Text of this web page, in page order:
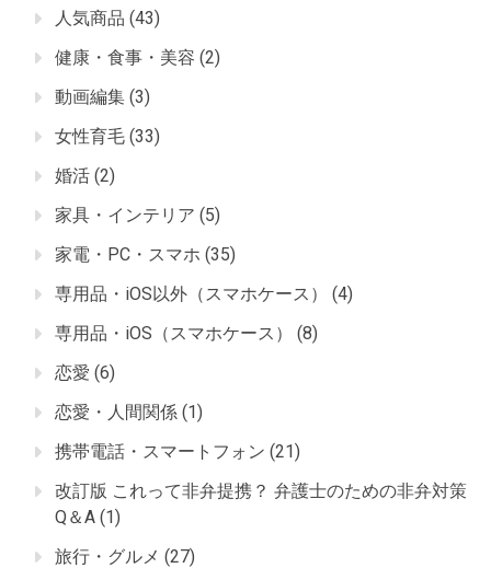
人気商品 (43)
健康・食事・美容 (2)
動画編集 (3)
女性育毛 (33)
婚活 (2)
家具・インテリア (5)
家電・PC・スマホ (35)
専用品・iOS以外（スマホケース）
(4)
専用品・iOS（スマホケース）
(8)
恋愛 (6)
恋愛・人間関係 (1)
携帯電話・スマートフォン (21)
改訂版 これって非弁提携？ 弁護士のための非弁対策
Q＆A (1)
旅行・グルメ (27)